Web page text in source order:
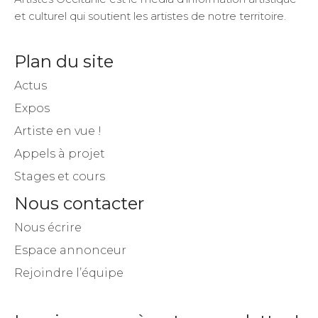
et culturel qui soutient les artistes de notre territoire.
Plan du site
Actus
Expos
Artiste en vue !
Appels à projet
Stages et cours
Nous contacter
Nous écrire
Espace annonceur
Rejoindre l’équipe